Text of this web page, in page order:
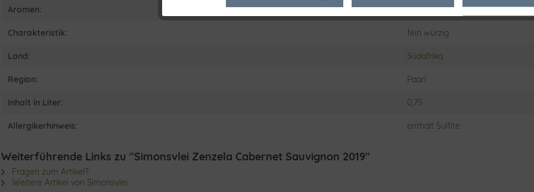
Aromen: schwarze Johannisbeere
Charakteristik: fein würzig
Land: Südafrika
Region: Paarl
Inhalt in Liter: 0,75
Allergikerhinweis: enthält Sulfite
Weiterführende Links zu "Simonsvlei Zenzela Cabernet Sauvignon 2019"
Fragen zum Artikel?
Weitere Artikel von Simonsvlei